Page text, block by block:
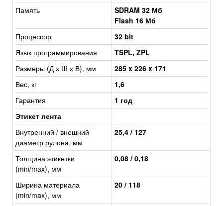
Память
SDRAM 32 Мб
Flash 16 Мб
Процессор
32 bit
Язык программирования
TSPL, ZPL
Размеры (Д х Ш х В), мм
285 x 226 x 171
Вес, кг
1,6
Гарантия
1 год
Этикет лента
Внутренний / внешний
диаметр рулона, мм
25,4 / 127
Толщина этикетки
(min/max), мм
0,08 / 0,18
Ширина материала
(min/max), мм
20 / 118